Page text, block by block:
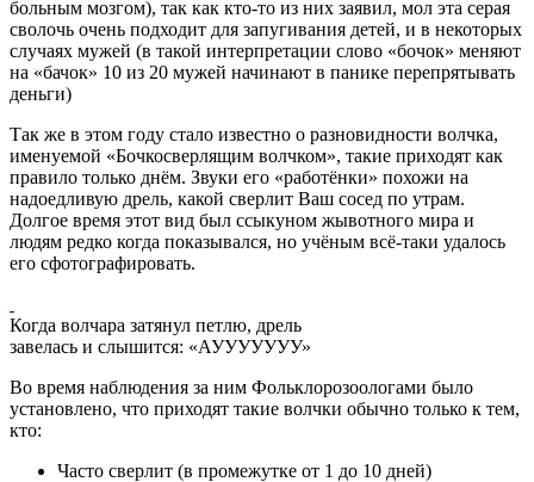
больным мозгом), так как кто-то из них заявил, мол эта серая
сволочь очень подходит для запугивания детей, и в некоторых
случаях мужей (в такой интерпретации слово «бочок» меняют
на «бачок» 10 из 20 мужей начинают в панике перепрятывать
деньги)
Так же в этом году стало известно о разновидности волчка,
именуемой «Бочкосверлящим волчком», такие приходят как
правило только днём. Звуки его «работёнки» похожи на
надоедливую дрель, какой сверлит Ваш сосед по утрам.
Долгое время этот вид был ссыкуном жывотного мира и
людям редко когда показывался, но учёным всё-таки удалось
его сфотографировать.
Когда волчара затянул петлю, дрель
завелась и слышится: «АУУУУУУУ»
Во время наблюдения за ним Фольклорозоологами было
установлено, что приходят такие волчки обычно только к тем,
кто:
Часто сверлит (в промежутке от 1 до 10 дней)